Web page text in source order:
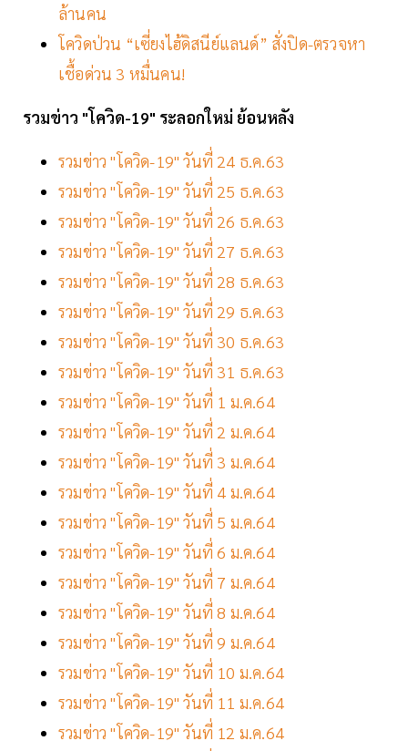
ล้านคน
โควิดป่วน “เซี่ยงไฮ้ดิสนีย์แลนด์” สั่งปิด-ตรวจหา
เชื้อด่วน 3 หมื่นคน!
รวมข่าว "โควิด-19" ระลอกใหม่ ย้อนหลัง
รวมข่าว "โควิด-19" วันที่ 24 ธ.ค.63
รวมข่าว "โควิด-19" วันที่ 25 ธ.ค.63
รวมข่าว "โควิด-19" วันที่ 26 ธ.ค.63
รวมข่าว "โควิด-19" วันที่ 27 ธ.ค.63
รวมข่าว "โควิด-19" วันที่ 28 ธ.ค.63
รวมข่าว "โควิด-19" วันที่ 29 ธ.ค.63
รวมข่าว "โควิด-19" วันที่ 30 ธ.ค.63
รวมข่าว "โควิด-19" วันที่ 31 ธ.ค.63
รวมข่าว "โควิด-19" วันที่ 1 ม.ค.64
รวมข่าว "โควิด-19" วันที่ 2 ม.ค.64
รวมข่าว "โควิด-19" วันที่ 3 ม.ค.64
รวมข่าว "โควิด-19" วันที่ 4 ม.ค.64
รวมข่าว "โควิด-19" วันที่ 5 ม.ค.64
รวมข่าว "โควิด-19" วันที่ 6 ม.ค.64
รวมข่าว "โควิด-19" วันที่ 7 ม.ค.64
รวมข่าว "โควิด-19" วันที่ 8 ม.ค.64
รวมข่าว "โควิด-19" วันที่ 9 ม.ค.64
รวมข่าว "โควิด-19" วันที่ 10 ม.ค.64
รวมข่าว "โควิด-19" วันที่ 11 ม.ค.64
รวมข่าว "โควิด-19" วันที่ 12 ม.ค.64